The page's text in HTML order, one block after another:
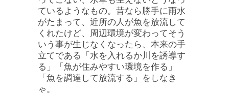
ているようなもの。昔なら勝手に雨水
がたまって、近所の人が魚を放流して
くれたけど、周辺環境が変わってそう
いう事が生じなくなったら、本来の手
立てである「水を入れるか川を誘導す
る」「魚が住みやすい環境を作る」
「魚を調達して放流する」をしなき
ゃ。